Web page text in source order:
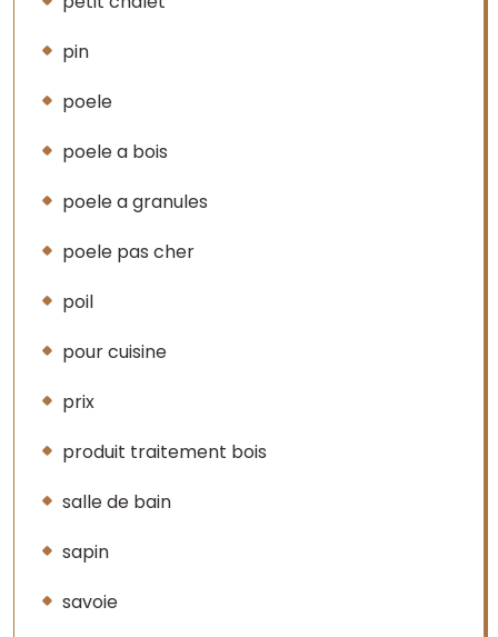
pin
poele
poele a bois
poele a granules
poele pas cher
poil
pour cuisine
prix
produit traitement bois
salle de bain
sapin
savoie